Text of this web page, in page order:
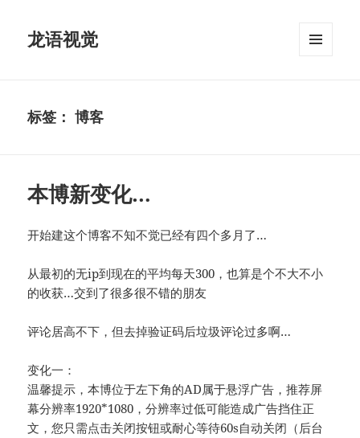
龙语视觉
标签：博客
本博新变化…
开始建这个博客不知不觉已经有四个多月了…
从最初的无ip到现在的平均每天300，也算是个不大不小
的收获…交到了很多很不错的朋友
评论居高不下，但去掉验证码后垃圾评论过多啊…
变化一：
温馨提示，本博位于左下角的AD属于悬浮广告，推荐屏
幕分辨率1920*1080，分辨率过低可能造成广告挡住正
文，您只需点击关闭按钮或耐心等待60s自动关闭（后台